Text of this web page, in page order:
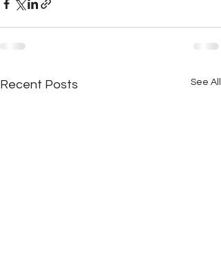
Recent Posts See All